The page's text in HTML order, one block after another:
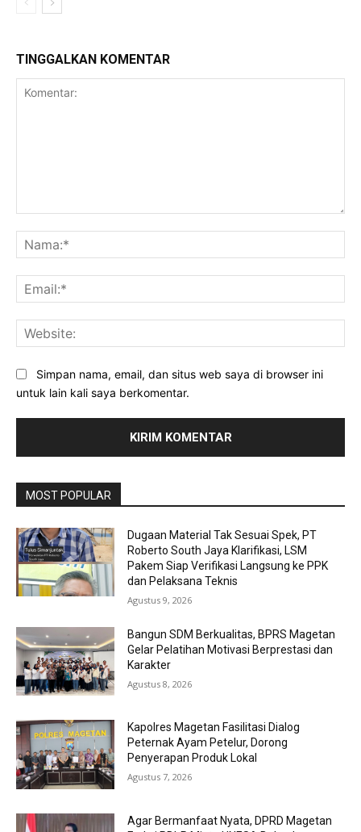
TINGGALKAN KOMENTAR
Simpan nama, email, dan situs web saya di browser ini
untuk lain kali saya berkomentar.
MOST POPULAR
Dugaan Material Tak Sesuai Spek, PT
Roberto South Jaya Klarifikasi, LSM
Pakem Siap Verifikasi Langsung ke PPK
dan Pelaksana Teknis
Agustus 9, 2026
Bangun SDM Berkualitas, BPRS Magetan
Gelar Pelatihan Motivasi Berprestasi dan
Karakter
Agustus 8, 2026
Kapolres Magetan Fasilitasi Dialog
Peternak Ayam Petelur, Dorong
Penyerapan Produk Lokal
Agustus 7, 2026
Agar Bermanfaat Nyata, DPRD Magetan